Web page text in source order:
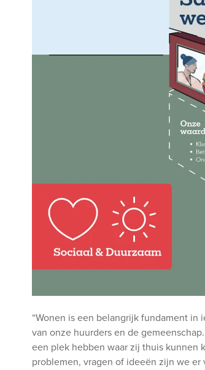
“Wonen is een belangrijk fundament
van onze huurders en de
een plek hebben waar zij thuis kunnen
problemen, vragen of ideeën zijn we